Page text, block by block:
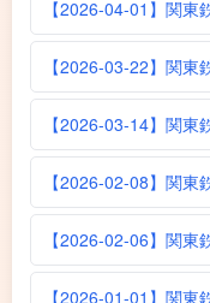
【2026-04-01】関東
【2026-03-22】関東
【2026-03-14】関東
【2026-02-08】関東
【2026-02-06】関東
【2026-01-01】関東